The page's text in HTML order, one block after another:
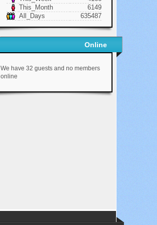
This_Month
6149
All_Days
635487
Online
We have 32 guests and no members
online